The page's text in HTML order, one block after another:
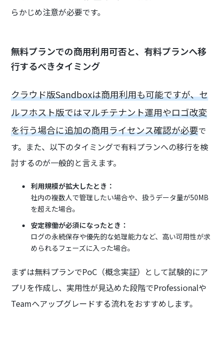
らかじめ注意が必要です。
無料プランでの商用利用可否と、有料プランへ移
行するべきタイミング
クラウド版Sandboxは商用利用も可能ですが、セ
ルフホスト版ではマルチテナント運用やロゴ改変
を行う場合に追加の商用ライセンス確認が必要で
す。また、以下のタイミングで有料プランへの移行を検
討するのが一般的と言えます。
利用規模が拡大したとき：
社内の複数人で管理したい場合や、扱うデータ量が50MB
を超えた場合。
安定稼働が必須になったとき：
ログの永続保存や優先的な処理能力など、高い可用性が求
められるフェーズに入った場合。
まずは無料プランでPoC（概念実証）として試験的にア
プリを作成し、実用性が見込めた段階でProfessionalや
Teamへアップグレードする流れをおすすめします。